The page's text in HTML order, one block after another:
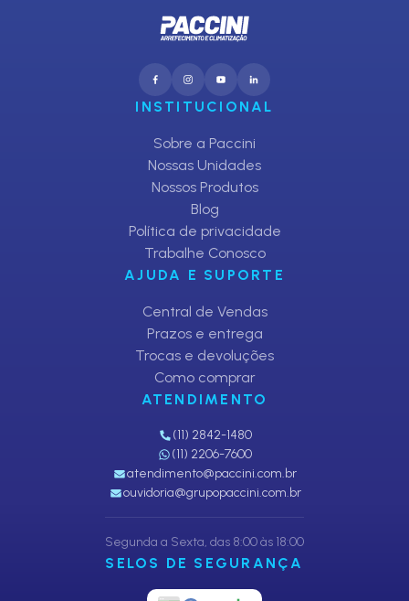
INSTITUCIONAL
Sobre a Paccini
Nossas Unidades
Nossos Produtos
Blog
Política de privacidade
Trabalhe Conosco
AJUDA E SUPORTE
Central de Vendas
Prazos e entrega
Trocas e devoluções
Como comprar
ATENDIMENTO
(11) 2842-1480
(11) 2206-7600
atendimento@paccini.com.br
ouvidoria@grupopaccini.com.br
Segunda a Sexta, das 8:00 às 18:00
SELOS DE SEGURANÇA